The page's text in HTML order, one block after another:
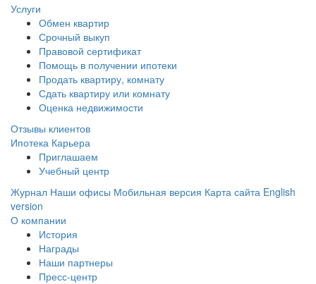
Услуги
Обмен квартир
Срочный выкуп
Правовой сертификат
Помощь в получении ипотеки
Продать квартиру, комнату
Сдать квартиру или комнату
Оценка недвижимости
Отзывы клиентов
Ипотека Карьера
Приглашаем
Учебный центр
Журнал Наши офисы Мобильная версия Карта сайта English
version
О компании
История
Награды
Наши партнеры
Пресс-центр